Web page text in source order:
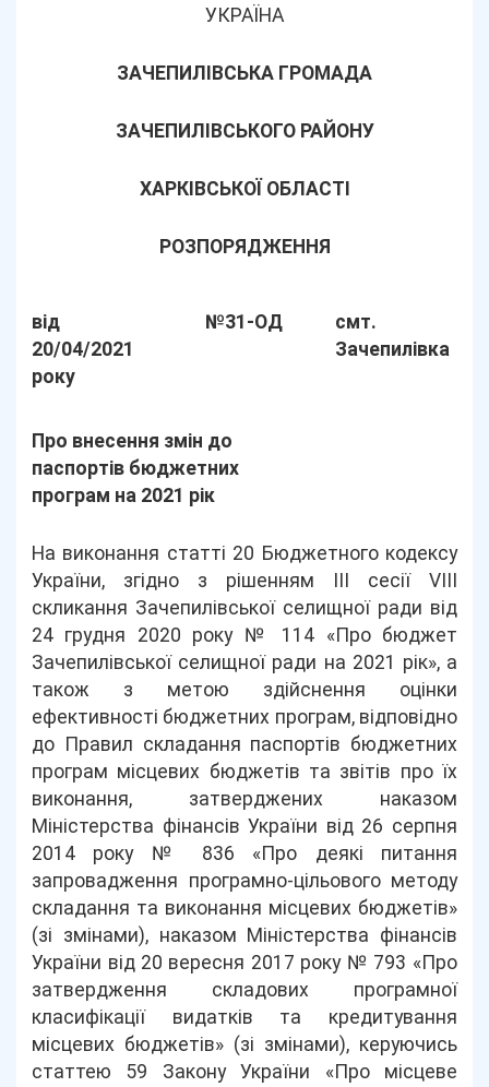
УКРАЇНА
ЗАЧЕПИЛІВСЬКА ГРОМАДА
ЗАЧЕПИЛІВСЬКОГО РАЙОНУ
ХАРКІВСЬКОЇ ОБЛАСТІ
РОЗПОРЯДЖЕННЯ
від
20/04/2021
року
№31-ОД
смт.
Зачепилівка
Про внесення змін до
паспортів бюджетних
програм на 2021 рік
На виконання статті 20 Бюджетного кодексу
України, згідно з рішенням ІIІ сесії VIII
скликання Зачепилівської селищної ради від
24 грудня 2020 року № 114 «Про бюджет
Зачепилівської селищної ради на 2021 рік», а
також з метою здійснення оцінки
ефективності бюджетних програм, відповідно
до Правил складання паспортів бюджетних
програм місцевих бюджетів та звітів про їх
виконання, затверджених наказом
Міністерства фінансів України від 26 серпня
2014 року № 836 «Про деякі питання
запровадження програмно-цільового методу
складання та виконання місцевих бюджетів»
(зі змінами), наказом Міністерства фінансів
України від 20 вересня 2017 року № 793 «Про
затвердження складових програмної
класифікації видатків та кредитування
місцевих бюджетів» (зі змінами), керуючись
статтею 59 Закону України «Про місцеве